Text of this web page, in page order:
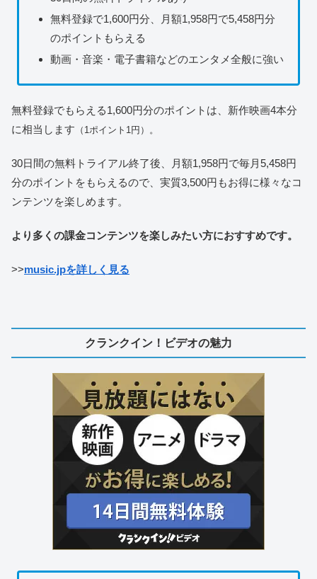
無料登録で1,600円分、月額1,958円で5,458円分
のポイントもらえる
動画・音楽・電子書籍などのエンタメ全般に強い
無料登録でもらえる1,600円分のポイントは、新作映画4本分
に相当します （1ポイント1円）。
30日間の無料トライアル終了後、月額1,958円で毎月5,458円
分のポイントをもらえるので、実質3,500円もお得に様々なコ
ンテンツを楽しめます。
より多くの課金コンテンツを楽しみたい方におすすめです。
>>music.jpを詳しく見る
クランクイン！ビデオの魅力